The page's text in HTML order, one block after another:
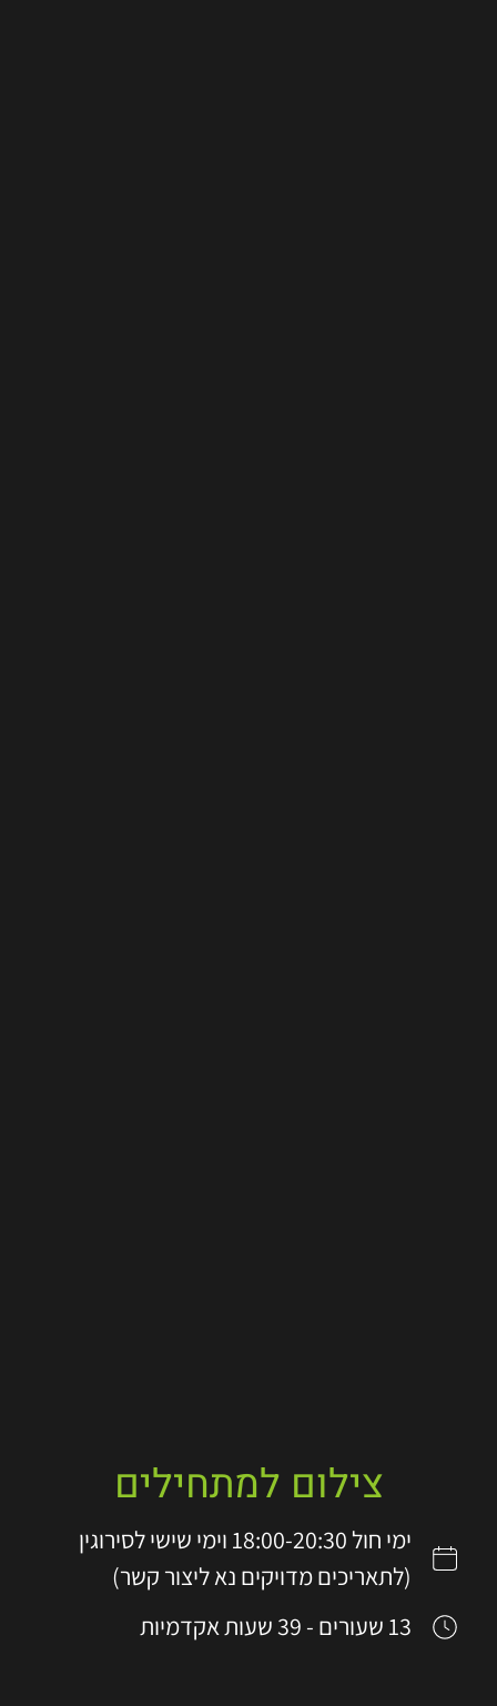
צילום למתחילים
ימי חול 18:00-20:30 וימי שישי לסירוגין
(לתאריכים מדויקים נא ליצור קשר)
13 שעורים - 39 שעות אקדמיות